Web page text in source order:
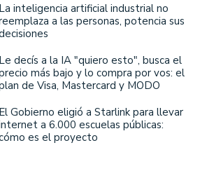
La inteligencia artificial industrial no
a las personas, potencia sus
Le decís a la IA "quiero esto", busca el
más bajo y lo compra por vos: el
de Visa, Mastercard y MODO
El Gobierno eligió a Starlink para llevar
a 6.000 escuelas públicas:
es el proyecto